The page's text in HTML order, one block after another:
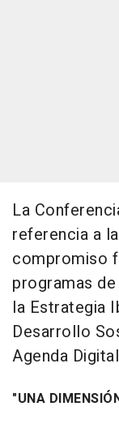
La
referencia a
compromiso
programas
la Estrategia
Desarrollo
Agenda
"UNA